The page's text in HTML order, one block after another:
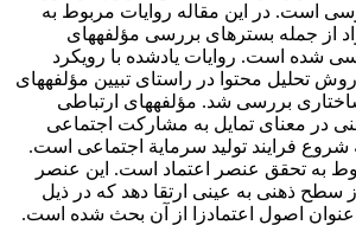
است. در این مقاله روایات مربوط به
از جمله بسترهای بررسی مؤلفه­های
شده است. روایات یادشده با رویکرد
تحلیل محتوا در راستای تبیین مؤلفه­های
بررسی شد. مؤلفه­های ارتباطی
در معنای تمایل به مشارکت اجتماعی
شروع فرایند تولید سرمایة اجتماعی است.
به تحقق عنصر اعتماد است. این عنصر
از سطح ذهنی به عینی ارتقا دهد که در ذیل
اصول اعتمادزا از آن بحث شده است.